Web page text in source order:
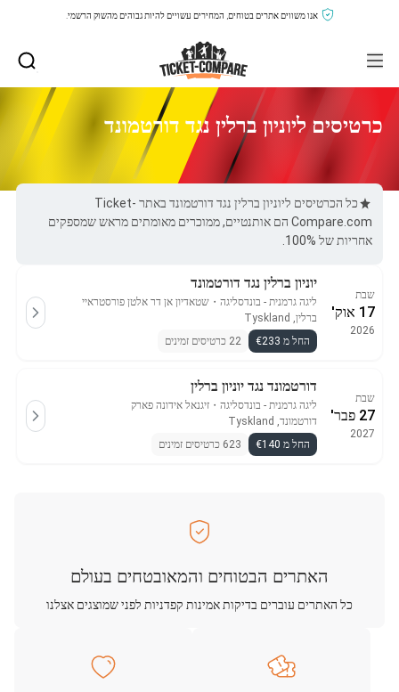
אנו משווים אתרים בטוחים, המחירים עשויים להיות גבוהים מהשוק הרשמי.
כרטיסים ליוניון ברלין נגד דורטמונד
כל הכרטיסים ליוניון ברלין נגד דורטמונד באתר Ticket-
Compare.com הם אותנטיים, ממוכרים מאומתים מראש שמספקים
אחריות של 100%.
שבת
17 אוק'
2026
יוניון ברלין נגד דורטמונד
ליגה גרמנית - בונדסליגה ・ שטאדיון אן דר אלטן פורסטראיי
ברלין, Tyskland
החל מ €233
22 כרטיסים זמינים
שבת
27 פבר'
2027
דורטמונד נגד יוניון ברלין
ליגה גרמנית - בונדסליגה ・ זיגנאל אידונה פארק
דורטמונד, Tyskland
החל מ €140
623 כרטיסים זמינים
האתרים הבטוחים והמאובטחים בעולם
כל האתרים עוברים בדיקות אמינות קפדניות לפני שמוצגים אצלנו